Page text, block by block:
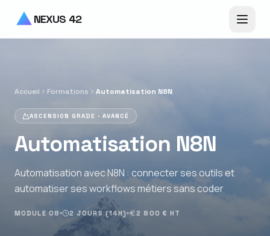
NEXUS 42
Accueil Formations Automatisation N8N
ASCENSION GRADE · AVANCÉ
Automatisation N8N
Automatisation avec N8N : connecter ses outils et
automatiser ses workflows métiers sans coder
MODULE 08 2 JOURS (14H) 2 800 € HT